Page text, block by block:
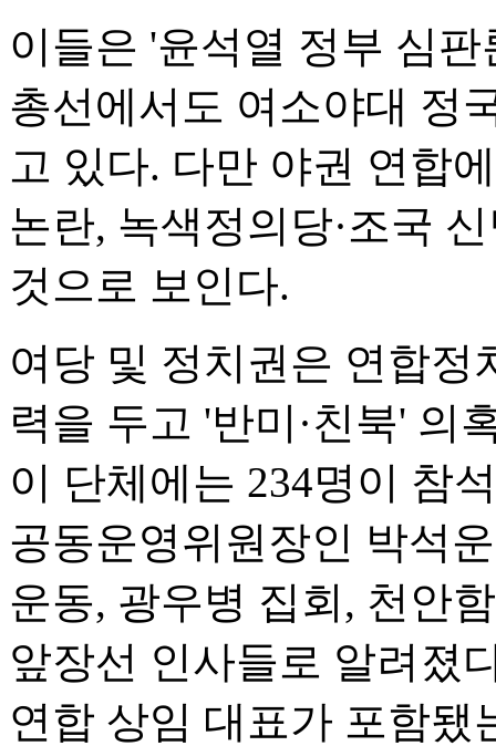
이들은 '윤석열 정부 심
총선에서도 여소야대 정
고 있다. 다만 야권 연합
논란, 녹색정의당·조국
것으로 보인다.
여당 및 정치권은 연합
력을 두고 '반미·친북' 의
이 단체에는 234명이 참
공동운영위원장인 박석
운동, 광우병 집회, 천안
앞장선 인사들로 알려졌
연합 상임 대표가 포함